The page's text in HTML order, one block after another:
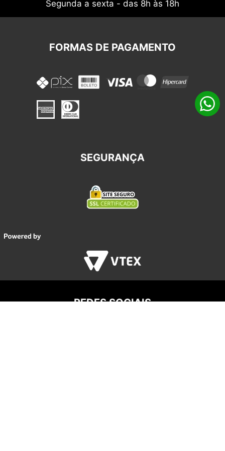
Segunda a sexta - das 8h às 18h
FORMAS DE PAGAMENTO
SEGURANÇA
REDES SOCIAIS